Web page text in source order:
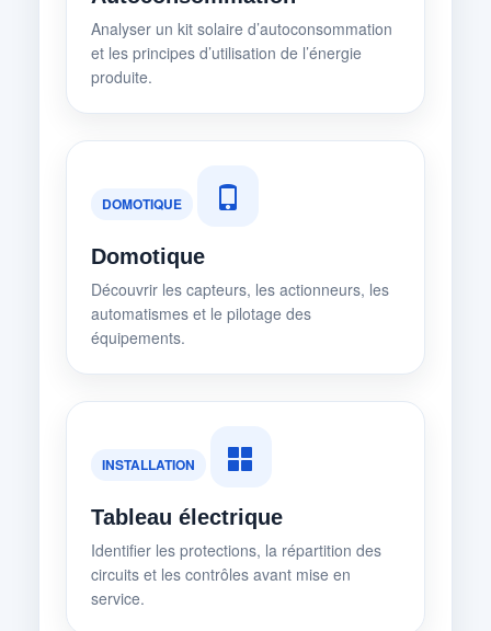
Analyser un kit solaire d’autoconsommation
et les principes d’utilisation de l’énergie
produite.
DOMOTIQUE
Domotique
Découvrir les capteurs, les actionneurs, les
automatismes et le pilotage des
équipements.
INSTALLATION
Tableau électrique
Identifier les protections, la répartition des
circuits et les contrôles avant mise en
service.